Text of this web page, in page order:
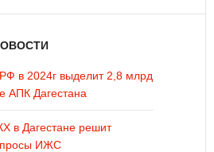
в 2024г выделит 2,8 млрд
АПК Дагестана
в Дагестане решит
ИЖС